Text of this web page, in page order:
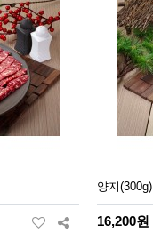
양지(300g)
16,200원